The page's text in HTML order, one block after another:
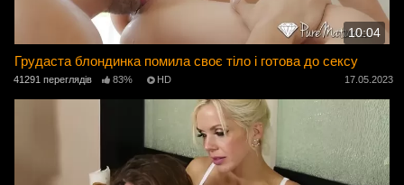
10:04
Грудаста блондинка помила своє тіло і готова до сексу
41291 переглядів 83% HD 17.05.2023